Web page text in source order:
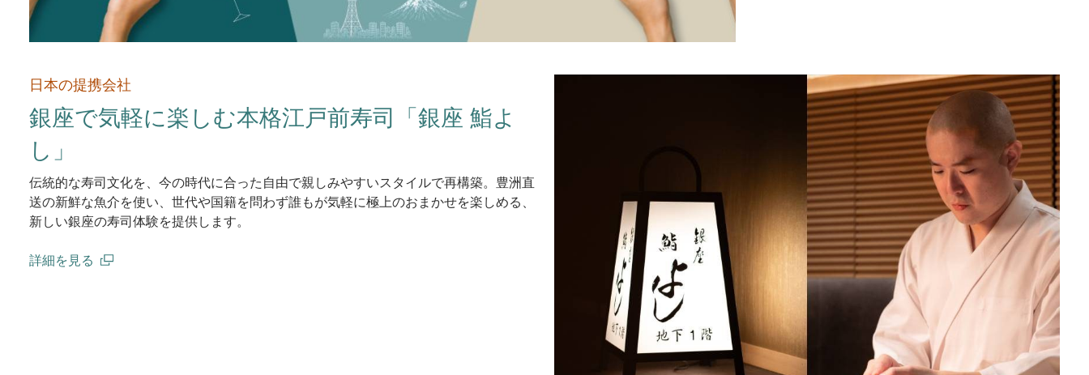
日本の提携会社
銀座で気軽に楽しむ本格江戸前寿司「銀座 鮨よ
し」
伝統的な寿司文化を、今の時代に合った自由で親しみやすいスタイルで再構築。豊洲直
送の新鮮な魚介を使い、世代や国籍を問わず誰もが気軽に極上のおまかせを楽しめる、
新しい銀座の寿司体験を提供します。
詳細を見る